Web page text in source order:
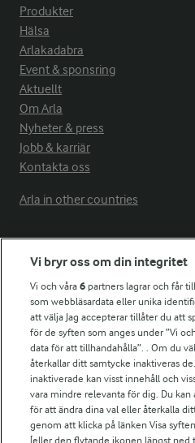
Produkter
Hälsa
Arlakadabra
Event & sponsring
Aktuellt
Om Arla
Nyheter & press
Jobb & karriär
Kontakta oss
Arla in other countries
Fler Arlasajter
För ägare
Arlas kundportal
Arla.com
Falbygdens Ost
Arla webbshop
Bildbank
Vi bryr oss om din integritet
Vi och våra6 partners lagrar och får
som webbläsardata eller unika
att välja Jag accepterar tillåter du att
för de syften som anges under ”Vi
data för att tillhandahålla”. . Om du
återkallar ditt samtycke inaktiveras
inaktiverade kan visst innehåll och
vara mindre relevanta för dig. Du
för att ändra dina val eller återkalla
genom att klicka på länken Visa
[eller den flytande ikonen längst ned